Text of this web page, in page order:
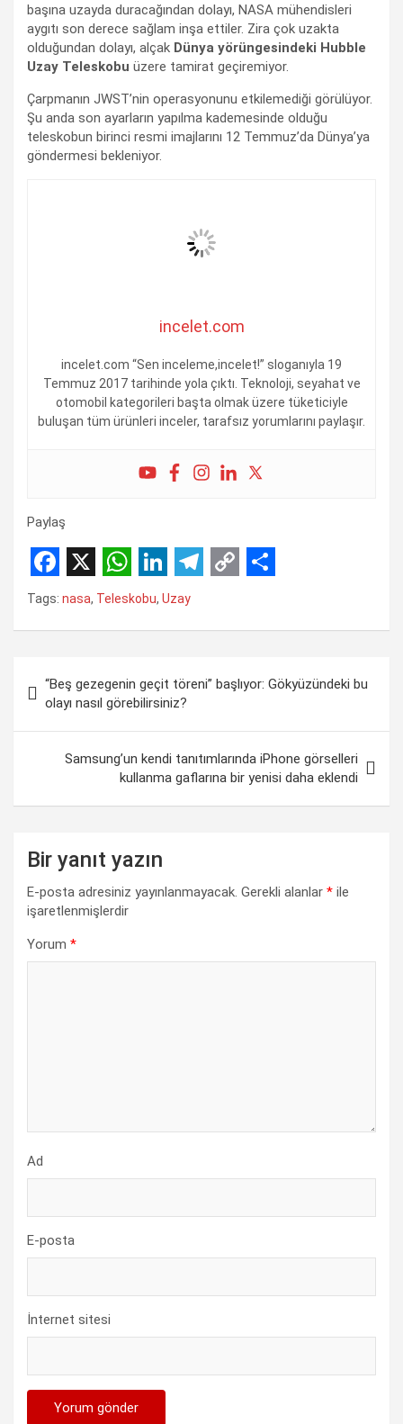
başına uzayda duracağından dolayı, NASA mühendisleri
aygıtı son derece sağlam inşa ettiler. Zira çok uzakta
olduğundan dolayı, alçak Dünya yörüngesindeki Hubble
Uzay Teleskobu üzere tamirat geçiremiyor.
Çarpmanın JWST’nin operasyonunu etkilemediği görülüyor.
Şu anda son ayarların yapılma kademesinde olduğu
teleskobun birinci resmi imajlarını 12 Temmuz’da Dünya’ya
göndermesi bekleniyor.
incelet.com
incelet.com “Sen inceleme,incelet!” sloganıyla 19
Temmuz 2017 tarihinde yola çıktı. Teknoloji, seyahat ve
otomobil kategorileri başta olmak üzere tüketiciyle
buluşan tüm ürünleri inceler, tarafsız yorumlarını paylaşır.
Paylaş
F
b
o
X W
t
s
A
p
L
k
e
d
I
n
T
e
g
r
a
m
y
i
n
k
r
Tags: nasa, Teleskobu, Uzay
gezinmesi
“Beş gezegenin geçit töreni” başlıyor: Gökyüzündeki bu
olayı nasıl görebilirsiniz?
Samsung’un kendi tanıtımlarında iPhone görselleri
kullanma gaflarına bir yenisi daha eklendi
Bir yanıt yazın
E-posta adresiniz yayınlanmayacak. Gerekli alanlar * ile
işaretlenmişlerdir
Yorum *
Ad
E-posta
İnternet sitesi